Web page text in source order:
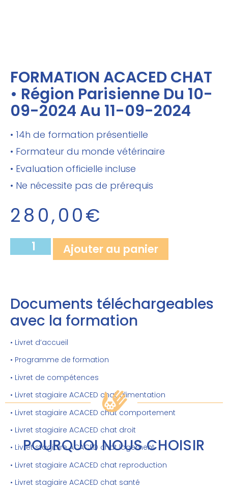
FORMATION ACACED CHAT
• Région Parisienne Du 10-
09-2024 Au 11-09-2024
• 14h de formation présentielle
• Formateur du monde vétérinaire
• Evaluation officielle incluse
• Ne nécessite pas de prérequis
280,00€
Ajouter au panier
Documents téléchargeables
avec la formation
• Livret d’accueil
• Programme de formation
• Livret de compétences
• Livret stagiaire ACACED chat alimentation
• Livret stagiaire ACACED chat comportement
• Livret stagiaire ACACED chat droit
• Livret stagiaire ACACED chat logement
• Livret stagiaire ACACED chat reproduction
• Livret stagiaire ACACED chat santé
POURQUOI NOUS CHOISIR